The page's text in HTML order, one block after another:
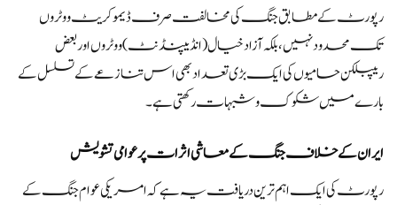
رپورٹ کے مطابق جنگ کی مخالفت صرف ڈیموکریٹ ووٹروں
تک محدود نہیں، بلکہ آزاد خیال (انڈیپنڈنٹ) ووٹروں اور بعض
ریپبلکن حامیوں کی ایک بڑی تعداد بھی اس تنازعے کے تسلسل کے
بارے میں شکوک و شبہات رکھتی ہے۔
ایران کے خلاف جنگ کے معاشی اثرات پر عوامی تشویش
رپورٹ کی ایک اہم ترین دریافت یہ ہے کہ امریکی عوام جنگ کے